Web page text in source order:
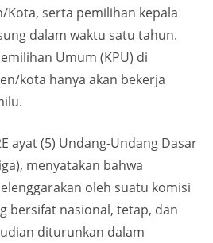
Kota, serta pemilihan kepala
dalam waktu satu tahun.
Umum (KPU) di
kota hanya akan bekerja
ayat (5) Undang-Undang Dasar
menyatakan bahwa
oleh suatu komisi
bersifat nasional, tetap, dan
diturunkan dalam